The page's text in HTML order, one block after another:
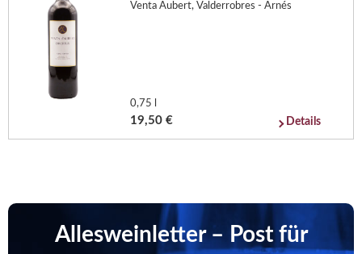
Venta Aubert, Valderrobres - Arnés
0,75 l
19,50 € Details
Allesweinletter – Post für